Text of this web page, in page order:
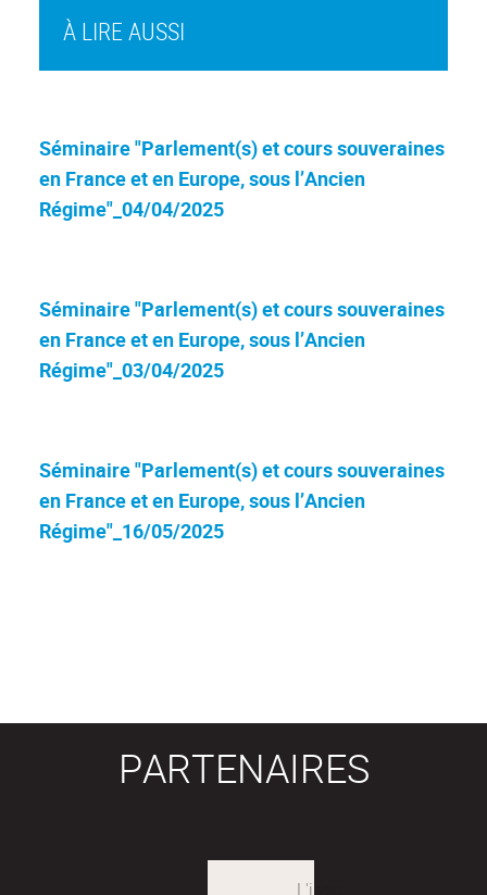
À LIRE AUSSI
Séminaire "Parlement(s) et cours souveraines
en France et en Europe, sous l’Ancien
Régime"_04/04/2025
Séminaire "Parlement(s) et cours souveraines
en France et en Europe, sous l’Ancien
Régime"_03/04/2025
Séminaire "Parlement(s) et cours souveraines
en France et en Europe, sous l’Ancien
Régime"_16/05/2025
PARTENAIRES